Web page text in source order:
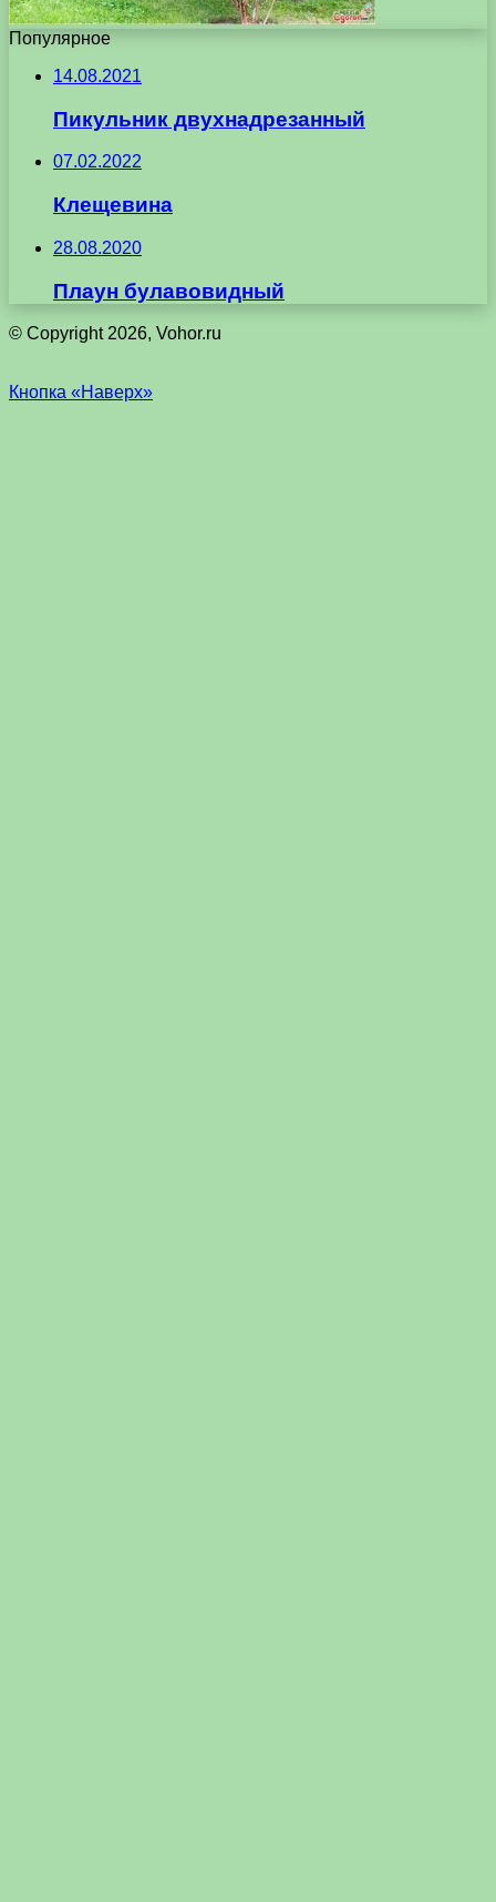
Популярное
14.08.2021
Пикульник двухнадрезанный
07.02.2022
Клещевина
28.08.2020
Плаун булавовидный
© Copyright 2026, Vohor.ru
Кнопка «Наверх»